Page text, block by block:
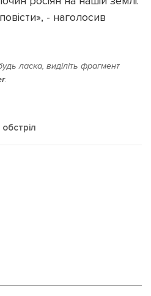
- наголосив
ласка, виділіть фрагмент
.